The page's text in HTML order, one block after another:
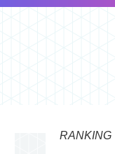
RANKING